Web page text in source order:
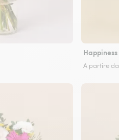
Happiness
A partire da